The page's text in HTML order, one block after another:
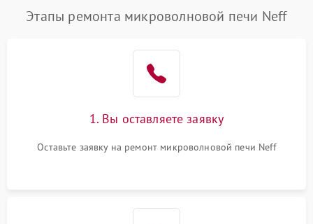
Этапы ремонта микроволновой печи Neff
1. Вы оставляете заявку
Оставьте заявку на ремонт микроволновой печи Neff